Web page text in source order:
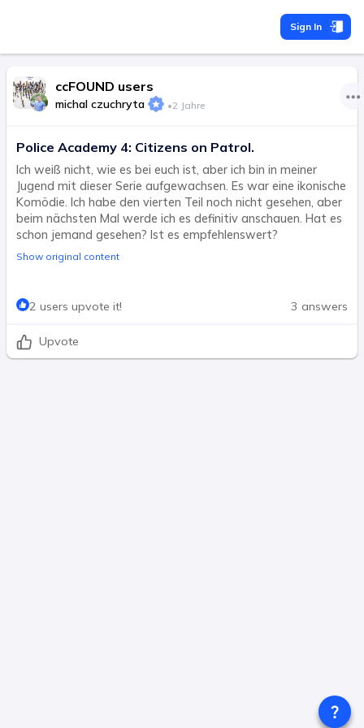
Sign In
ccFOUND users
michal czuchryta •2 Jahre
Police Academy 4: Citizens on Patrol.
Ich weiß nicht, wie es bei euch ist, aber ich bin in meiner
Jugend mit dieser Serie aufgewachsen. Es war eine ikonische
Komödie. Ich habe den vierten Teil noch nicht gesehen, aber
beim nächsten Mal werde ich es definitiv anschauen. Hat es
schon jemand gesehen? Ist es empfehlenswert?
Show original content
2 users upvote it! 3 answers
Upvote